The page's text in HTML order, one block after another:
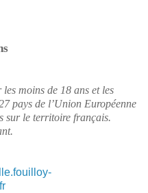
moins de 18 ans et les
pays de l’Union Européenne
sur le territoire français.